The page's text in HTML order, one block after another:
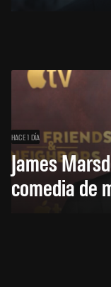
HACE 1 DÍA
James
comedia de